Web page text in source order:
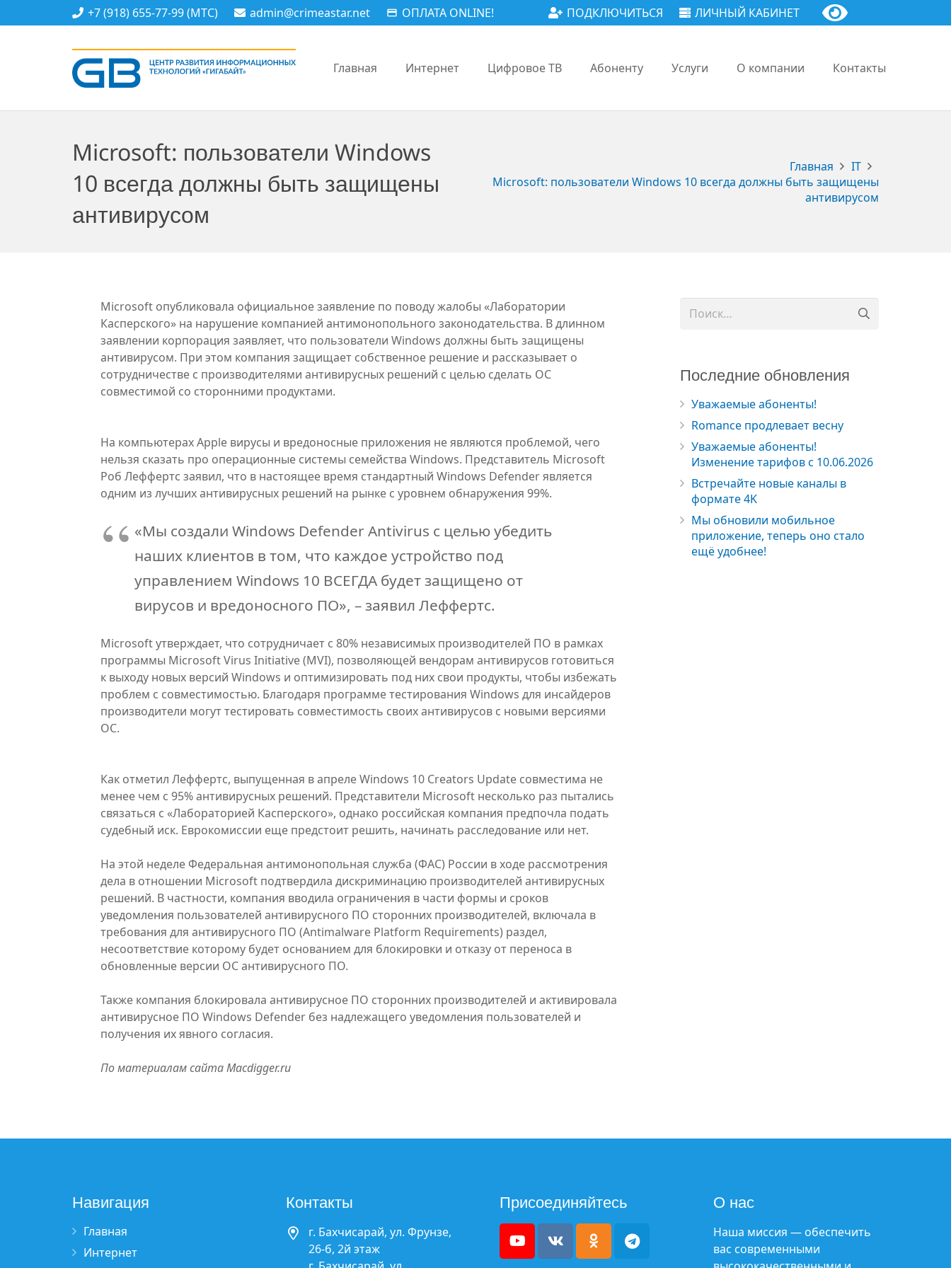
+7 (918) 655-77-99 (МТС) admin@crimeastar.net payment ОПЛАТА ONLINE! ПОДКЛЮЧИТЬСЯ ЛИЧНЫЙ КАБИНЕТ
Главная Интернет Цифровое ТВ Абоненту Услуги О компании Контакты
Microsoft: пользователи Windows
10 всегда должны быть защищены
антивирусом
Главная
IT
Microsoft: пользователи Windows 10 всегда должны быть защищены
антивирусом
Microsoft опубликовала официальное заявление по поводу жалобы «Лаборатории
Касперского» на нарушение компанией антимонопольного законодательства. В длинном
заявлении корпорация заявляет, что пользователи Windows должны быть защищены
антивирусом. При этом компания защищает собственное решение и рассказывает о
сотрудничестве с производителями антивирусных решений с целью сделать ОС
совместимой со сторонними продуктами.
На компьютерах Apple вирусы и вредоносные приложения не являются проблемой, чего
нельзя сказать про операционные системы семейства Windows. Представитель Microsoft
Роб Леффертс заявил, что в настоящее время стандартный Windows Defender является
одним из лучших антивирусных решений на рынке с уровнем обнаружения 99%.
«Мы создали Windows Defender Antivirus с целью убедить
наших клиентов в том, что каждое устройство под
управлением Windows 10 ВСЕГДА будет защищено от
вирусов и вредоносного ПО», – заявил Леффертс.
Microsoft утверждает, что сотрудничает с 80% независимых производителей ПО в рамках
программы Microsoft Virus Initiative (MVI), позволяющей вендорам антивирусов готовиться
к выходу новых версий Windows и оптимизировать под них свои продукты, чтобы избежать
проблем с совместимостью. Благодаря программе тестирования Windows для инсайдеров
производители могут тестировать совместимость своих антивирусов с новыми версиями
ОС.
Как отметил Леффертс, выпущенная в апреле Windows 10 Creators Update совместима не
менее чем с 95% антивирусных решений. Представители Microsoft несколько раз пытались
связаться с «Лабораторией Касперского», однако российская компания предпочла подать
судебный иск. Еврокомиссии еще предстоит решить, начинать расследование или нет.
На этой неделе Федеральная антимонопольная служба (ФАС) России в ходе рассмотрения
дела в отношении Microsoft подтвердила дискриминацию производителей антивирусных
решений. В частности, компания вводила ограничения в части формы и сроков
уведомления пользователей антивирусного ПО сторонних производителей, включала в
требования для антивирусного ПО (Antimalware Platform Requirements) раздел,
несоответствие которому будет основанием для блокировки и отказу от переноса в
обновленные версии ОС антивирусного ПО.
Также компания блокировала антивирусное ПО сторонних производителей и активировала
антивирусное ПО Windows Defender без надлежащего уведомления пользователей и
получения их явного согласия.
По материалам сайта Macdigger.ru
Найти:
Последние обновления
Уважаемые абоненты!
Romance продлевает весну
Уважаемые абоненты!
Изменение тарифов с 10.06.2026
Встречайте новые каналы в
формате 4K
Мы обновили мобильное
приложение, теперь оно стало
ещё удобнее!
Навигация
Главная
Интернет
Контакты
г. Бахчисарай, ул. Фрунзе,
26-б, 2й этаж
Присоединяйтесь О нас
Наша миссия — обеспечить
вас современными